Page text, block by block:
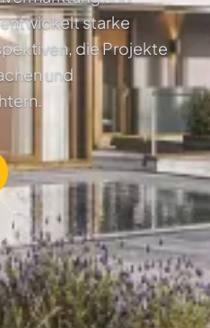
starke
die Projekte
und